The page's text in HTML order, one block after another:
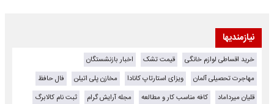
نیازمندیها
خرید اقساطی لوازم خانگی قیمت تشک
اخبار بازنشستگان
مهاجرت تحصیلی آلمان
ویزای استارتاپ کانادا مخازن پلی اتیلن
فال حافظ
قلیان میرداماد
کافه مناسب کار و مطالعه مجله آرایش گرام
ثبت نام کالابرگ